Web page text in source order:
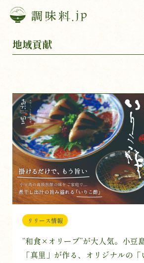
地域貢献
リリース情報
“和食×オリーブ”が大人気。小豆
「真里」が作る、オリジナルの